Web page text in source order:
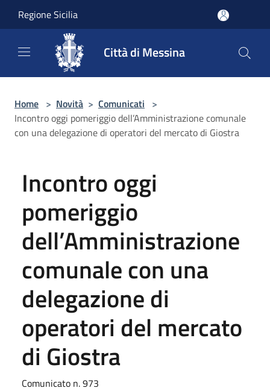
Regione Sicilia
Città di Messina
Home > Novità > Comunicati >
Incontro oggi pomeriggio dell’Amministrazione comunale
con una delegazione di operatori del mercato di Giostra
Incontro oggi
pomeriggio
dell’Amministrazione
comunale con una
delegazione di
operatori del mercato
di Giostra
Comunicato n. 973